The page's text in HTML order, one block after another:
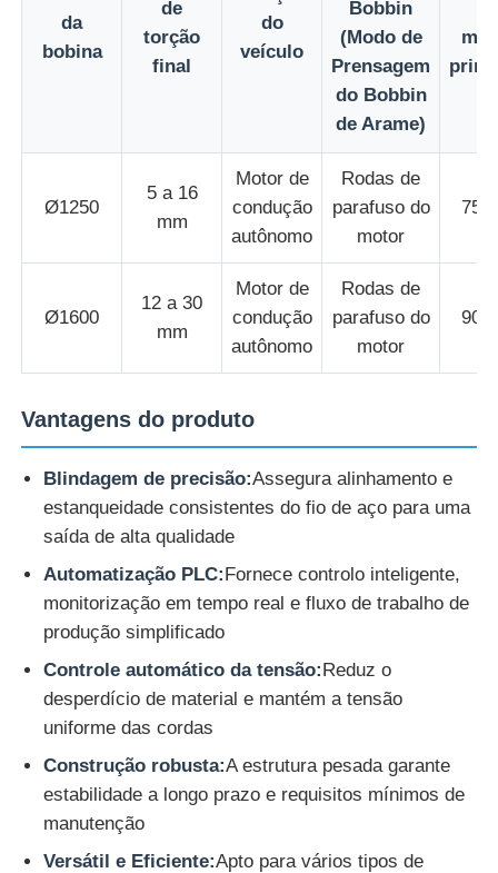
linha da extrusão do fio
Máquina de enrolar de dupla torção
Máquina Blindada
Máquina de embalagem
Única máquina da torção
máquina de cablagem
Máquina de torcer pares
fio que coloca a máquina
máquina de rebobinar
transporte fora da máquina
Máquina de embalagem de cabo
da
bobina
de
torção
final
do
veículo
Bobbin
(Modo de
Prensagem
do Bobbin
de Arame)
Ø1250
5 a 16
mm
Motor de
condução
autônomo
Rodas de
parafuso do
motor
75
Ø1600
12 a 30
mm
Motor de
condução
autônomo
Rodas de
parafuso do
motor
90
Vantagens do produto
Blindagem de precisão:Assegura alinhamento e
estanqueidade consistentes do fio de aço para uma
saída de alta qualidade
Automatização PLC:Fornece controlo inteligente,
monitorização em tempo real e fluxo de trabalho de
produção simplificado
Controle automático da tensão:Reduz o
desperdício de material e mantém a tensão
uniforme das cordas
Construção robusta:A estrutura pesada garante
estabilidade a longo prazo e requisitos mínimos de
manutenção
Versátil e Eficiente:Apto para vários tipos de